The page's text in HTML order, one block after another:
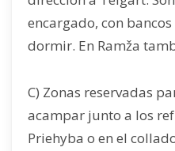
encargado, con
dormir. En Ramža
C) Zonas reservadas
acampar junto a los
Priehyba o en el